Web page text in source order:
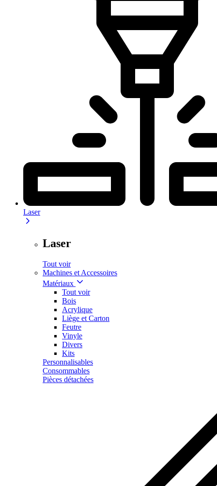
Laser
Laser
Tout voir
Machines et Accessoires
Matériaux
Tout voir
Bois
Acrylique
Liège et Carton
Feutre
Vinyle
Divers
Kits
Personnalisables
Consommables
Pièces détachées